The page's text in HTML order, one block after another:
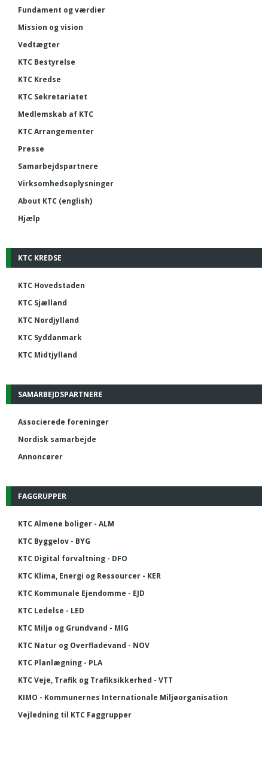
Fundament og værdier
Mission og vision
Vedtægter
KTC Bestyrelse
KTC Kredse
KTC Sekretariatet
Medlemskab af KTC
KTC Arrangementer
Presse
Samarbejdspartnere
Virksomhedsoplysninger
About KTC (english)
Hjælp
KTC KREDSE
KTC Hovedstaden
KTC Sjælland
KTC Nordjylland
KTC Syddanmark
KTC Midtjylland
SAMARBEJDSPARTNERE
Associerede foreninger
Nordisk samarbejde
Annoncører
FAGGRUPPER
KTC Almene boliger - ALM
KTC Byggelov - BYG
KTC Digital forvaltning - DFO
KTC Klima, Energi og Ressourcer - KER
KTC Kommunale Ejendomme - EJD
KTC Ledelse - LED
KTC Miljø og Grundvand - MIG
KTC Natur og Overfladevand - NOV
KTC Planlægning - PLA
KTC Veje, Trafik og Trafiksikkerhed - VTT
KIMO - Kommunernes Internationale Miljøorganisation
Vejledning til KTC Faggrupper